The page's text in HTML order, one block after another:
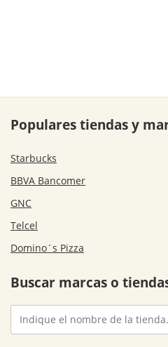
Populares tiendas y
Starbucks
BBVA Bancomer
GNC
Telcel
Domino´s Pizza
Buscar marcas o